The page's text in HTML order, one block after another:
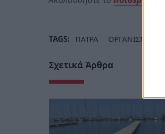
TAGS: ΠΑΤΡΑ ΟΡΓΑΝΙΣΜΟΣ
Σχετικά Άρθρα